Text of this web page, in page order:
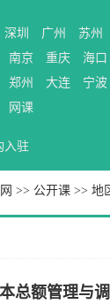
深圳 广州 苏州
南京 重庆 海口
郑州 大连 宁波
网课
入驻
>> 公开课 >> 地
总额管理与